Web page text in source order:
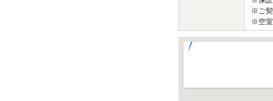
※ご契
※空室